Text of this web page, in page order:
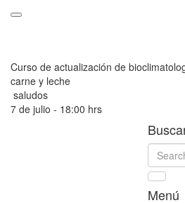
Curso de actualización de
carne y leche
saludos
7 de julio - 18:00 hrs
Menú